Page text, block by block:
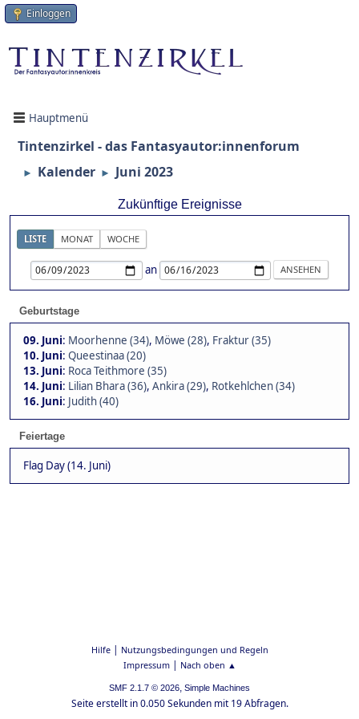
Einloggen
Hauptmenü
Tintenzirkel - das Fantasyautor:innenforum
► Kalender ► Juni 2023
Zukünftige Ereignisse
LISTE MONAT WOCHE
an
Geburtstage
09. Juni: Moorhenne (34), Möwe (28), Fraktur (35)
10. Juni: Queestinaa (20)
13. Juni: Roca Teithmore (35)
14. Juni: Lilian Bhara (36), Ankira (29), Rotkehlchen (34)
16. Juni: Judith (40)
Feiertage
Flag Day (14. Juni)
Hilfe| Nutzungsbedingungen und Regeln
Impressum| Nach oben ▲
SMF 2.1.7 © 2026, Simple Machines
Seite erstellt in 0.050 Sekunden mit 19 Abfragen.